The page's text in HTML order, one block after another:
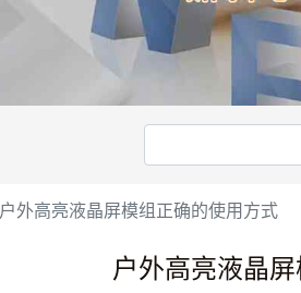
户外高亮液晶屏模组正确的使用方式
户外高亮液晶